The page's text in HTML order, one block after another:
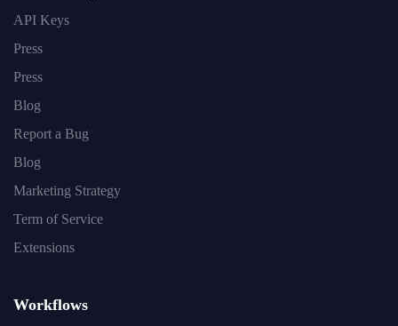
API Keys
Press
Press
Blog
Report a Bug
Blog
Marketing Strategy
Term of Service
Extensions
Workflows